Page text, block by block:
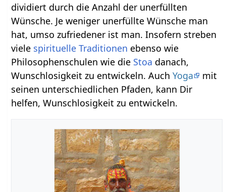
dividiert durch die Anzahl der unerfüllten
Wünsche. Je weniger unerfüllte Wünsche man
hat, umso zufriedener ist man. Insofern streben
viele spirituelle Traditionen ebenso wie
Philosophenschulen wie die Stoa danach,
Wunschlosigkeit zu entwickeln. AuchYoga
mit
seinen unterschiedlichen Pfaden, kann Dir
helfen, Wunschlosigkeit zu entwickeln.